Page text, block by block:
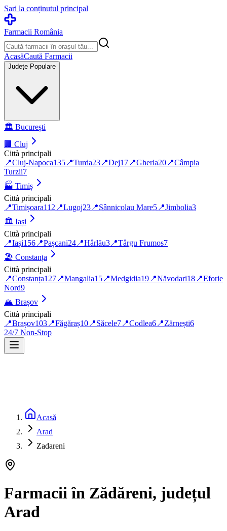
Sari la conținutul principal
Farmacii România
AcasăCaută Farmacii
Județe Populare
🏛️ București
🏢 Cluj
Città principali
📍Cluj-Napoca135 📍Turda23 📍Dej17 📍Gherla20 📍Câmpia
Turzii7
🏭 Timiș
Città principali
📍Timișoara112 📍Lugoj23 📍Sânnicolau Mare5 📍Jimbolia3
🏛️ Iași
Città principali
📍Iași156 📍Pașcani24 📍Hârlău3 📍Târgu Frumos7
🏖️ Constanța
Città principali
📍Constanța127 📍Mangalia15 📍Medgidia19 📍Năvodari18 📍Eforie
Nord9
🏔️ Brașov
Città principali
📍Brașov103 📍Făgăraș10 📍Săcele7 📍Codlea6 📍Zărnești6
24/7 Non-Stop
Acasă
Arad
Zadareni
Farmacii în Zădăreni, județul
Arad